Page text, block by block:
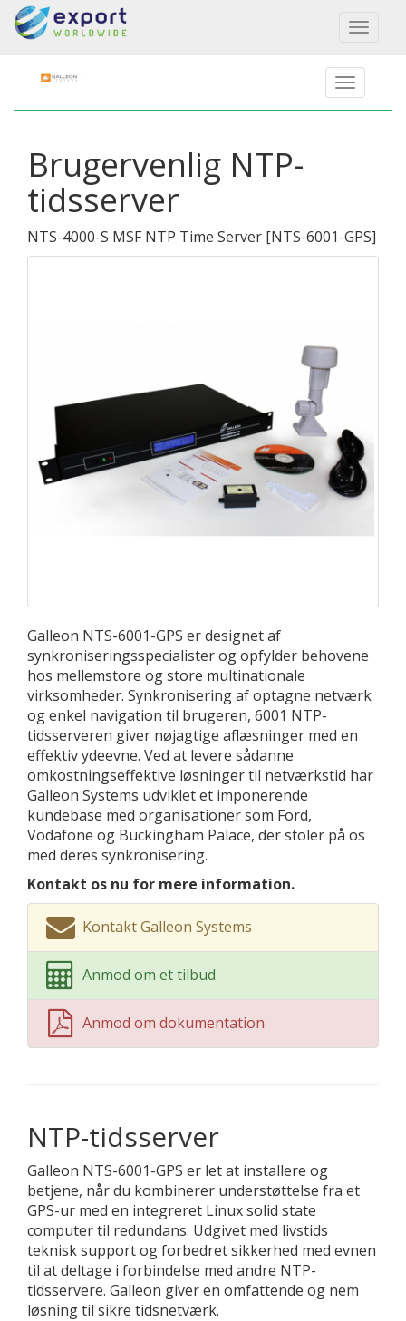
Toggle
Brugervenlig NTP-
tidsserver
NTS-4000-S MSF NTP Time Server [NTS-6001-GPS]
Galleon NTS-6001-GPS er designet af
synkroniseringsspecialister og opfylder behovene
hos mellemstore og store multinationale
virksomheder. Synkronisering af optagne netværk
og enkel navigation til brugeren, 6001 NTP-
tidsserveren giver nøjagtige aflæsninger med en
effektiv ydeevne. Ved at levere sådanne
omkostningseffektive løsninger til netværkstid har
Galleon Systems udviklet et imponerende
kundebase med organisationer som Ford,
Vodafone og Buckingham Palace, der stoler på os
med deres synkronisering.
Kontakt os nu for mere information.
Kontakt Galleon Systems
Anmod om et tilbud
Anmod om dokumentation
NTP-tidsserver
Galleon NTS-6001-GPS er let at installere og
betjene, når du kombinerer understøttelse fra et
GPS-ur med en integreret Linux solid state
computer til redundans. Udgivet med livstids
teknisk support og forbedret sikkerhed med evnen
til at deltage i forbindelse med andre NTP-
tidsservere. Galleon giver en omfattende og nem
løsning til sikre tidsnetværk.